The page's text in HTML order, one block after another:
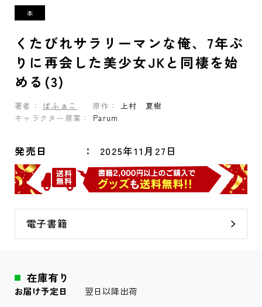
くたびれサラリーマンな俺、7年ぶ
りに再会した美少女JKと同棲を始
める(3)
著者： ばふぁこ 原作：
上村 夏樹
キャラクター原案：
Parum
発売日 2025年11月27日
電子書籍
在庫有り
お届け予定日 翌日以降出荷